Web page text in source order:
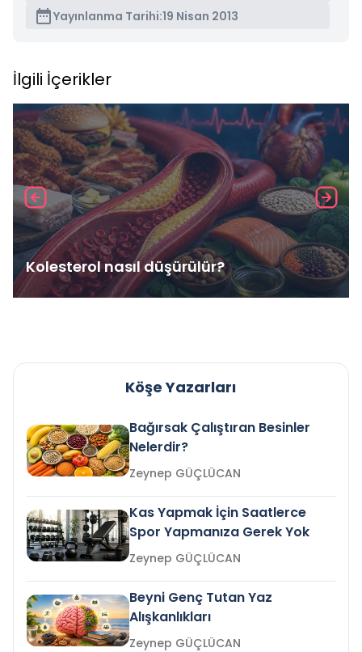
Yayınlanma Tarihi:19 Nisan 2013
İlgili İçerikler
Kolesterol nasıl düşürülür?
Köşe Yazarları
Bağırsak Çalıştıran Besinler
Nelerdir?
Zeynep GÜÇLÜCAN
Kas Yapmak İçin Saatlerce
Spor Yapmanıza Gerek Yok
Zeynep GÜÇLÜCAN
Beyni Genç Tutan Yaz
Alışkanlıkları
Zeynep GÜÇLÜCAN